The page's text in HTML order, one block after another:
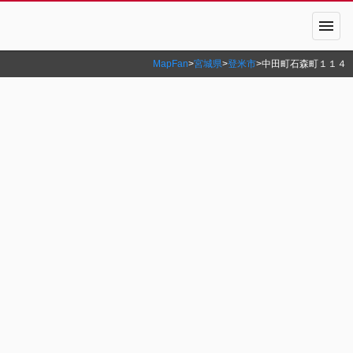
menu
MapFan>宮城県>登米市>中田町石森町１１４